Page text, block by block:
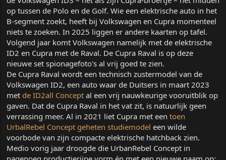
op tussen de Polo en de Golf. Wie een elektrische auto in het
B-segment zoekt, heeft bij Volkswagen en Cupra momenteel
niets te zoeken. In 2025 liggen er andere kaarten op tafel.
Volgend jaar komt Volkswagen namelijk met de elektrische
ID2 en Cupra met de Raval. De Cupra Raval is op deze
nieuwe set spionagefoto's al vrij goed te zien.
De Cupra Raval wordt een technisch zustermodel van de
Volkswagen ID2, een auto waar de Duitsers in maart 2023
met de ID2all Concept al een vrij nauwkeurige vooruitblik op
gaven. Dat de Cupra Raval in het vat zit, is natuurlijk geen
verrassing meer. Al in 2021 liet Cupra met een toen
UrbalRebel Concept geheten studiemodel een wilde
voorbode van zijn compacte elektrische hatchback zien.
Medio vorig jaar droogde die UrbanRebel Concept in